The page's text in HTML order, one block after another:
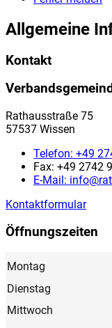
Allgemeine
Kontakt
Rathausstraße 75
57537 Wissen
Telefon: +49
Fax: +49 2742
E-Mail:
Kontaktformular
Öffnungszeiten
Montag
Dienstag
Mittwoch